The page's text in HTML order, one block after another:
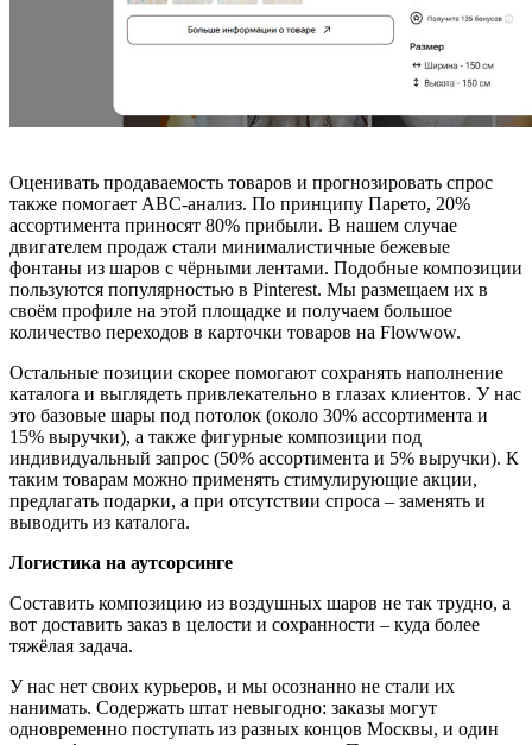
Оценивать продаваемость товаров и прогнозировать спрос
также помогает ABC-анализ. По принципу Парето, 20%
ассортимента приносят 80% прибыли. В нашем случае
двигателем продаж стали минималистичные бежевые
фонтаны из шаров с чёрными лентами. Подобные композиции
пользуются популярностью в Pinterest. Мы размещаем их в
своём профиле на этой площадке и получаем большое
количество переходов в карточки товаров на Flowwow.
Остальные позиции скорее помогают сохранять наполнение
каталога и выглядеть привлекательно в глазах клиентов. У нас
это базовые шары под потолок (около 30% ассортимента и
15% выручки), а также фигурные композиции под
индивидуальный запрос (50% ассортимента и 5% выручки). К
таким товарам можно применять стимулирующие акции,
предлагать подарки, а при отсутствии спроса – заменять и
выводить из каталога.
Логистика на аутсорсинге
Составить композицию из воздушных шаров не так трудно, а
вот доставить заказ в целости и сохранности – куда более
тяжёлая задача.
У нас нет своих курьеров, и мы осознанно не стали их
нанимать. Содержать штат невыгодно: заказы могут
одновременно поступать из разных концов Москвы, и один